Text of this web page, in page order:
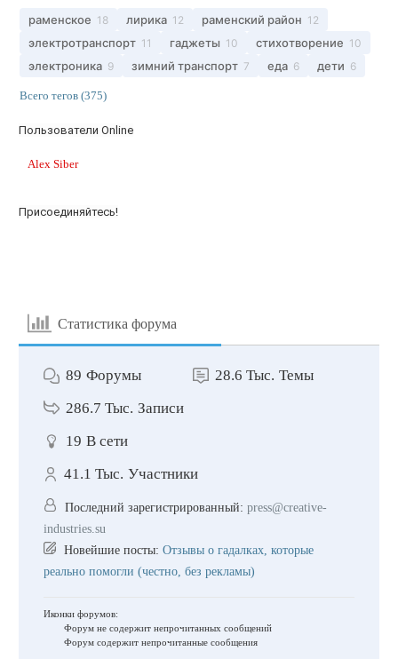
раменское 18 лирика 12 раменский район 12
электротранспорт 11 гаджеты 10 стихотворение 10
электроника 9 зимний транспорт 7 еда 6 дети 6
Всего тегов (375)
Пользователи Online
Alex Siber
Присоединяйтесь!
Статистика форума
89 Форумы 28.6 Тыс. Темы
286.7 Тыс. Записи
19 В сети
41.1 Тыс. Участники
Последний зарегистрированный: press@creative-
industries.su
Новейшие посты: Отзывы о гадалках, которые
реально помогли (честно, без рекламы)
Иконки форумов:
Форум не содержит непрочитанных сообщений
Форум содержит непрочитанные сообщения